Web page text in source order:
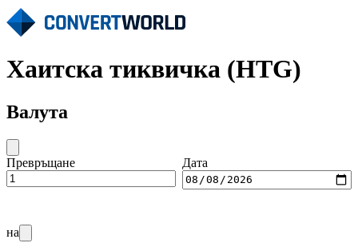
Хаитска тиквичка (HTG)
Валута
Превръщане Дата
на